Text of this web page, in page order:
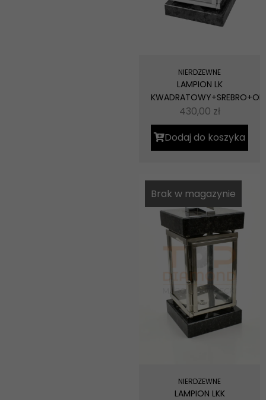
NIERDZEWNE
LAMPION LK
430,00 zł
Dodaj do koszyka
Brak w magazynie
NIERDZEWNE
LAMPION LKK